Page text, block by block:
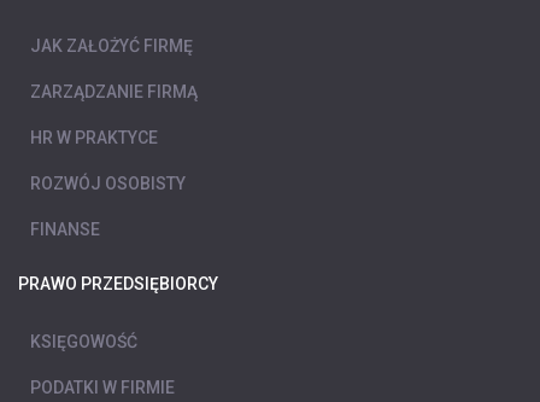
JAK ZAŁOŻYĆ FIRMĘ
ZARZĄDZANIE FIRMĄ
HR W PRAKTYCE
ROZWÓJ OSOBISTY
FINANSE
PRAWO PRZEDSIĘBIORCY
KSIĘGOWOŚĆ
PODATKI W FIRMIE